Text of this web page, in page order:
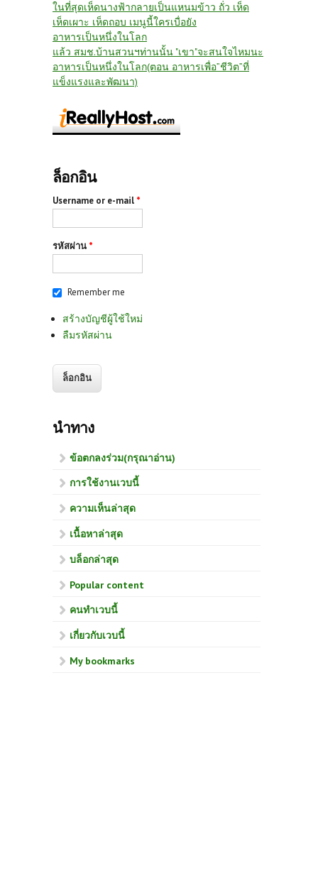
ในที่สุดเห็ดนางฟ้ากลายเป็นแหนมข้าว ถั่ว เห็ด
เห็ดเผาะ เห็ดถอบ เมนูนี้ใครเบื่อยัง
อาหารเป็นหนึ่งในโลก
แล้ว สมช.บ้านสวนฯท่านนั้น "เขา"จะสนใจไหมนะ
อาหารเป็นหนึ่งในโลก(ตอน อาหารเพื่อ”ชีวิต”ที่
แข็งแรงและพัฒนา)
ล็อกอิน
Username or e-mail *
รหัสผ่าน *
Remember me
สร้างบัญชีผู้ใช้ใหม่
ลืมรหัสผ่าน
นำทาง
ข้อตกลงร่วม(กรุณาอ่าน)
การใช้งานเวบนี้
ความเห็นล่าสุด
เนื้อหาล่าสุด
บล็อกล่าสุด
Popular content
คนทำเวบนี้
เกี่ยวกับเวบนี้
My bookmarks